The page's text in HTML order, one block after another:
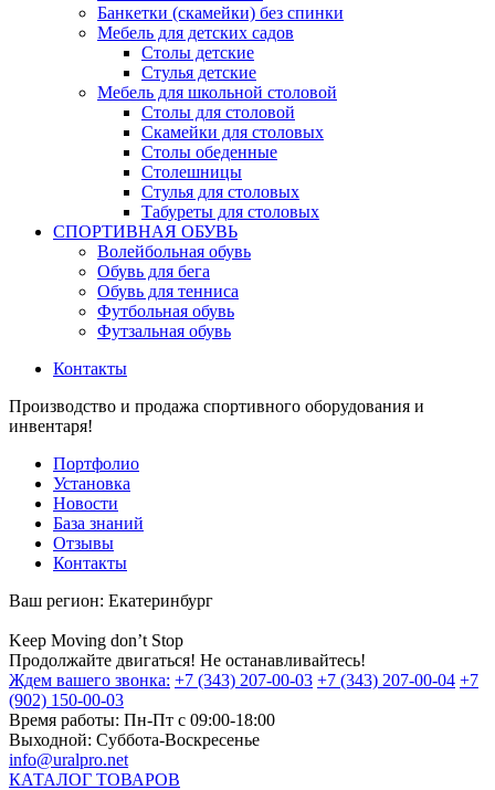
Банкетки (скамейки) без спинки
Мебель для детских садов
Столы детские
Стулья детские
Мебель для школьной столовой
Столы для столовой
Скамейки для столовых
Столы обеденные
Столешницы
Стулья для столовых
Табуреты для столовых
СПОРТИВНАЯ ОБУВЬ
Волейбольная обувь
Обувь для бега
Обувь для тенниса
Футбольная обувь
Футзальная обувь
Контакты
Производство и продажа спортивного оборудования и
инвентаря!
Портфолио
Установка
Новости
База знаний
Отзывы
Контакты
Ваш регион: Екатеринбург
Keep Moving don’t Stop
Продолжайте двигаться! Не останавливайтесь!
Ждем вашего звонка: +7 (343) 207-00-03 +7 (343) 207-00-04 +7
(902) 150-00-03
Время работы: Пн-Пт с 09:00-18:00
Выходной: Суббота-Воскресенье
info@uralpro.net
КАТАЛОГ ТОВАРОВ